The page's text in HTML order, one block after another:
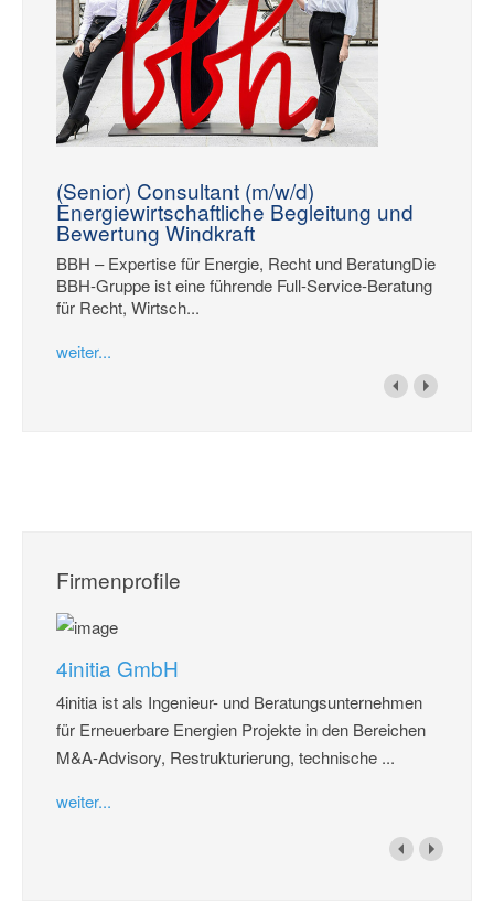
(Senior) Consultant (m/w/d)
Energiewirtschaftliche Begleitung und
Bewertung Windkraft
BBH – Expertise für Energie, Recht und BeratungDie
BBH-Gruppe ist eine führende Full-Service-Beratung
für Recht, Wirtsch...
weiter...
Firmenprofile
4initia GmbH
4initia ist als Ingenieur- und Beratungsunternehmen
für Erneuerbare Energien Projekte in den Bereichen
M&A-Advisory, Restrukturierung, technische ...
weiter...